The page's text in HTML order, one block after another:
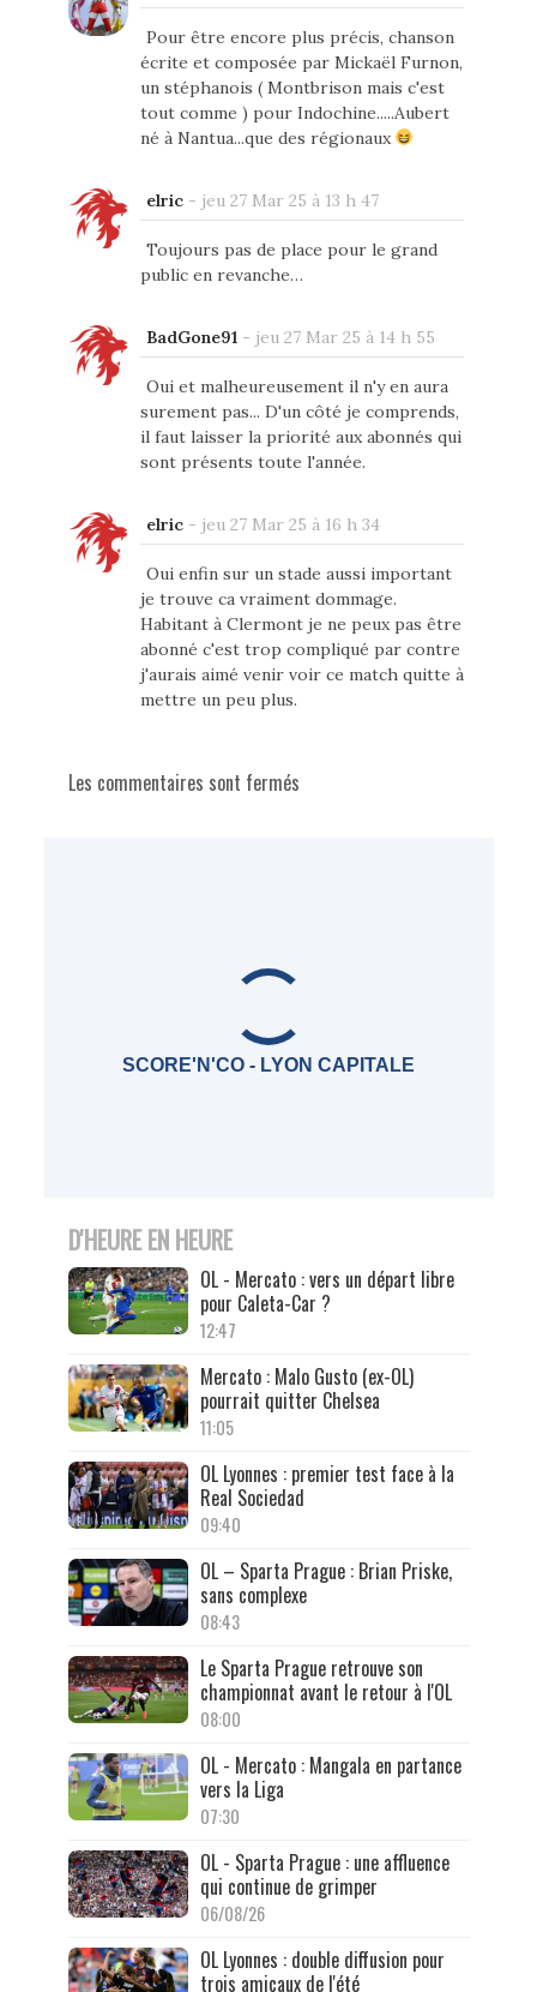
Pour être encore plus précis, chanson
écrite et composée par Mickaël Furnon,
un stéphanois ( Montbrison mais c'est
tout comme ) pour Indochine.....Aubert
né à Nantua...que des régionaux
elric- jeu 27 Mar 25 à 13 h 47
Toujours pas de place pour le grand
public en revanche…
BadGone91 - jeu 27 Mar 25 à 14 h 55
Oui et malheureusement il n'y en aura
surement pas... D'un côté je comprends,
il faut laisser la priorité aux abonnés qui
sont présents toute l'année.
elric- jeu 27 Mar 25 à 16 h 34
Oui enfin sur un stade aussi important
je trouve ca vraiment dommage.
Habitant à Clermont je ne peux pas être
abonné c'est trop compliqué par contre
j'aurais aimé venir voir ce match quitte à
mettre un peu plus.
Les commentaires sont fermés
SCORE'N'CO - LYON CAPITALE
D'HEURE EN HEURE
OL - Mercato : vers un départ libre
pour Caleta-Car ?
12:47
Mercato : Malo Gusto (ex-OL)
pourrait quitter Chelsea
11:05
OL Lyonnes : premier test face à la
Real Sociedad
09:40
OL – Sparta Prague : Brian Priske,
sans complexe
08:43
Le Sparta Prague retrouve son
championnat avant le retour à l'OL
08:00
OL - Mercato : Mangala en partance
vers la Liga
07:30
OL - Sparta Prague : une affluence
qui continue de grimper
06/08/26
OL Lyonnes : double diffusion pour
trois amicaux de l'été